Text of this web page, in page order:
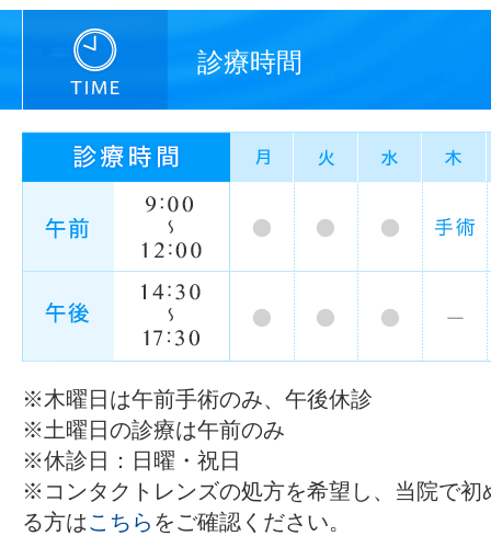
診療時間
※木曜日は午前手術のみ、午後休診
※土曜日の診療は午前のみ
※休診日：日曜・祝日
※コンタクトレンズの処方を希望し、当院で初
る方はこちら をご確認ください。